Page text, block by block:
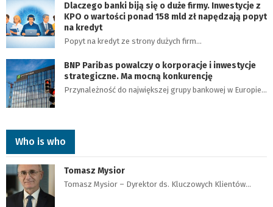
Dlaczego banki biją się o duże firmy. Inwestycje z
KPO o wartości ponad 158 mld zł napędzają popyt
na kredyt
Popyt na kredyt ze strony dużych firm…
BNP Paribas powalczy o korporacje i inwestycje
strategiczne. Ma mocną konkurencję
Przynależność do największej grupy bankowej w Europie…
Who is who
Tomasz Mysior
Tomasz Mysior – Dyrektor ds. Kluczowych Klientów…